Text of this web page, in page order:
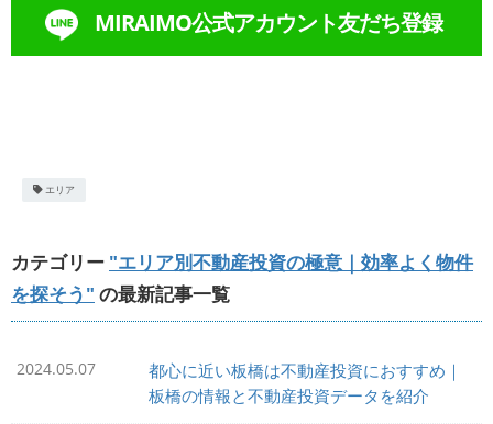
MIRAIMO公式アカウント友だち登録
エリア
カテゴリー "エリア別不動産投資の極意｜効率よく物件
を探そう" の最新記事一覧
2024.05.07
都心に近い板橋は不動産投資におすすめ｜
板橋の情報と不動産投資データを紹介